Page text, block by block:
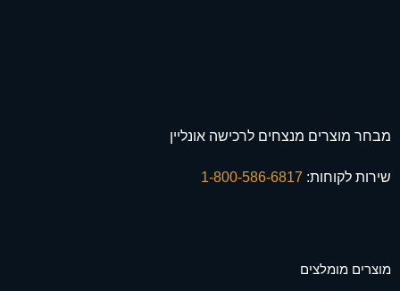
מבחר מוצרים מנצחים לרכישה אונליין
שירות לקוחות:
מוצרים מומלצים